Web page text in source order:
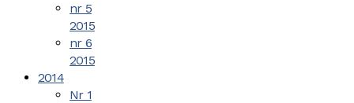
nr 5
2015
nr 6
2015
2014
Nr 1